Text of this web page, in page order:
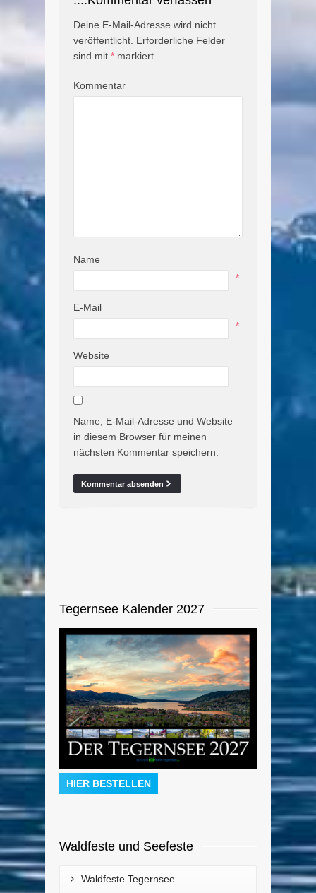
Deine E-Mail-Adresse wird nicht
veröffentlicht. Erforderliche Felder
sind mit * markiert
Kommentar
Name
*
E-Mail
*
Website
Name, E-Mail-Adresse und Website
in diesem Browser für meinen
nächsten Kommentar speichern.
Tegernsee Kalender 2027
HIER BESTELLEN
Waldfeste und Seefeste
Waldfeste Tegernsee